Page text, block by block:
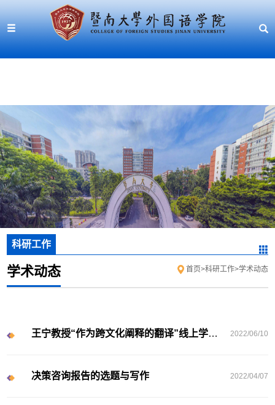
科研工作
学术动态 首页>科研工作>学术动态
王宁教授“作为跨文化阐释的翻译”线上学术讲座回顾 2022/06/10
决策咨询报告的选题与写作 2022/04/07